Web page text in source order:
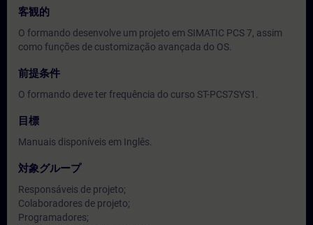
客観的
O formando desenvolve um projeto em SIMATIC PCS 7, assim
como funções de customização avançada do OS.
前提条件
O formando deve ter frequência do curso ST-PCS7SYS1.
目標
Manuais disponíveis em Inglês.
対象グループ
Responsáveis de projeto;
Colaboradores de projeto;
Programadores;